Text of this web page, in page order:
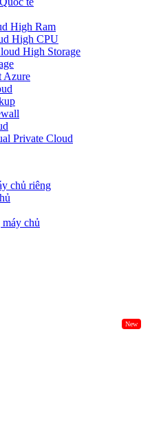
High Ram
High CPU
High Storage
Azure
Private Cloud
chủ riêng
chủ
New